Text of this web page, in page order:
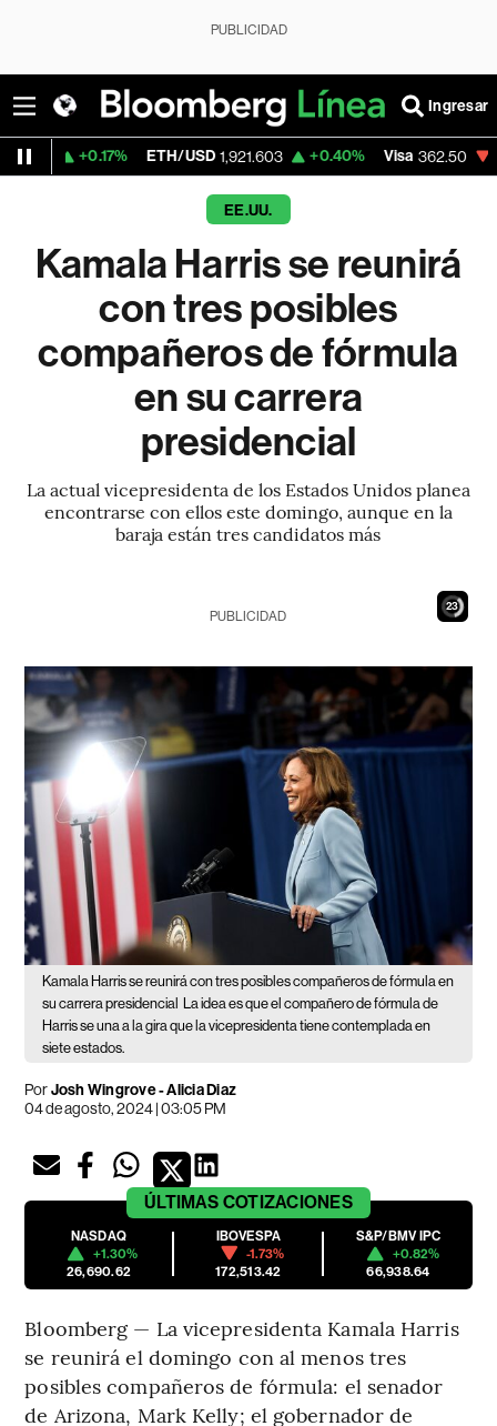
PUBLICIDAD
Ingresar
ETH/USD 1,921.603 +0.40% Visa 362.50 -2.15%
EE.UU.
Kamala Harris se reunirá
con tres posibles
compañeros de fórmula
en su carrera
presidencial
La actual vicepresidenta de los Estados Unidos planea
encontrarse con ellos este domingo, aunque en la
baraja están tres candidatos más
22
PUBLICIDAD
Kamala Harris se reunirá con tres posibles compañeros de fórmula en
su carrera presidencial
La idea es que el compañero de fórmula de
Harris se una a la gira que la vicepresidenta tiene contemplada en
siete estados.
PorJosh Wingrove - Alicia Diaz
04 de agosto, 2024 | 03:05 PM
ÚLTIMAS COTIZACIONES
NASDAQ
+1.30%
26,690.62
IBOVESPA
-1.73%
172,513.42
S&P/BMV IPC
+0.82%
66,938.64
Bloomberg — La vicepresidenta Kamala Harris
se reunirá el domingo con al menos tres
posibles compañeros de fórmula: el senador
de Arizona, Mark Kelly; el gobernador de